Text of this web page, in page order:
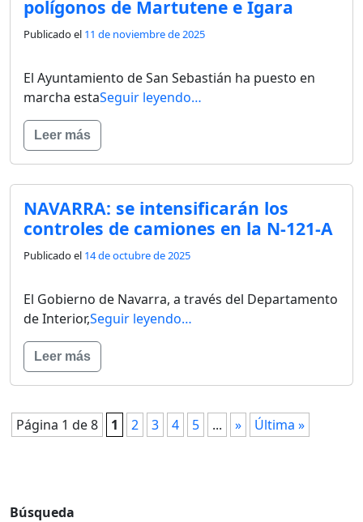
polígonos de Martutene e Igara
Publicado el 11 de noviembre de 2025
El Ayuntamiento de San Sebastián ha puesto en
marcha estaSeguir leyendo…
Leer más
NAVARRA: se intensificarán los
controles de camiones en la N-121-A
Publicado el 14 de octubre de 2025
El Gobierno de Navarra, a través del Departamento
de Interior,Seguir leyendo…
Leer más
Página 1 de 8 1 2 3 4 5 ... » Última »
Búsqueda